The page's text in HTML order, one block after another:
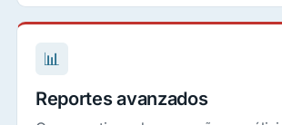
📊
Reportes avanzados